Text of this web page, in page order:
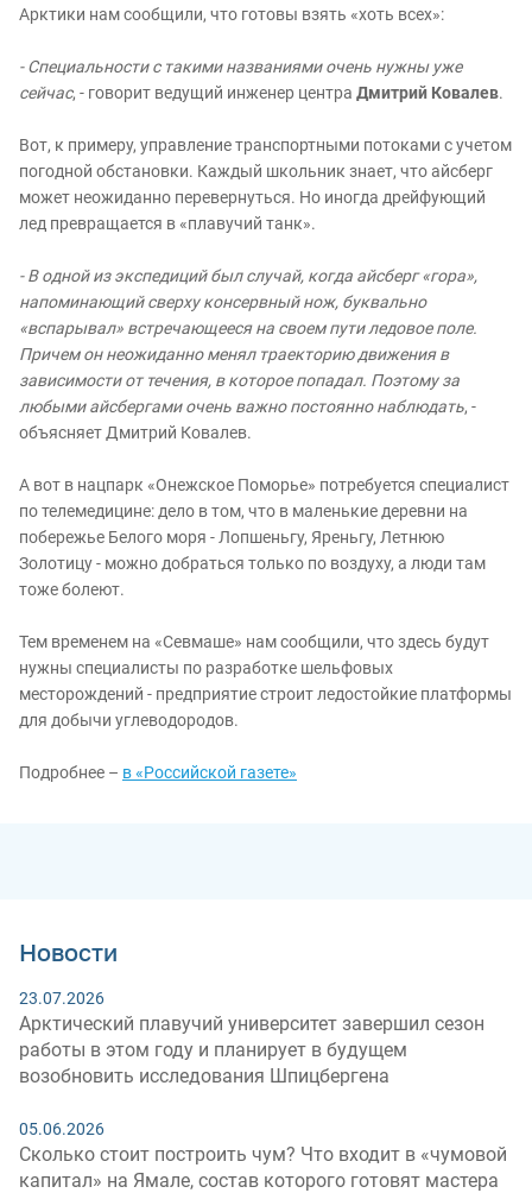
Арктики нам сообщили, что готовы взять «хоть всех»:
- Специальности с такими названиями очень нужны уже
сейчас, - говорит ведущий инженер центра Дмитрий Ковалев.
Вот, к примеру, управление транспортными потоками с учетом
погодной обстановки. Каждый школьник знает, что айсберг
может неожиданно перевернуться. Но иногда дрейфующий
лед превращается в «плавучий танк».
- В одной из экспедиций был случай, когда айсберг «гора»,
напоминающий сверху консервный нож, буквально
«вспарывал» встречающееся на своем пути ледовое поле.
Причем он неожиданно менял траекторию движения в
зависимости от течения, в которое попадал. Поэтому за
любыми айсбергами очень важно постоянно наблюдать, -
объясняет Дмитрий Ковалев.
А вот в нацпарк «Онежское Поморье» потребуется специалист
по телемедицине: дело в том, что в маленькие деревни на
побережье Белого моря - Лопшеньгу, Яреньгу, Летнюю
Золотицу - можно добраться только по воздуху, а люди там
тоже болеют.
Тем временем на «Севмаше» нам сообщили, что здесь будут
нужны специалисты по разработке шельфовых
месторождений - предприятие строит ледостойкие платформы
для добычи углеводородов.
Подробнее – в «Российской газете»
Новости
23.07.2026
Арктический плавучий университет завершил сезон
работы в этом году и планирует в будущем
возобновить исследования Шпицбергена
05.06.2026
Сколько стоит построить чум? Что входит в «чумовой
капитал» на Ямале, состав которого готовят мастера